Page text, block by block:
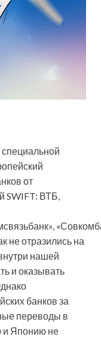
от
SWIFT: ВТБ,
не отразились на
нашей
и оказывать
банков за
переводы в
и Японию не